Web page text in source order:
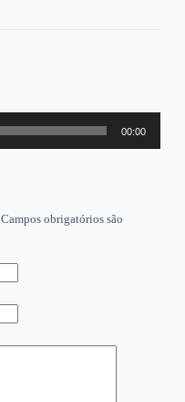
00:00
Campos obrigatórios são